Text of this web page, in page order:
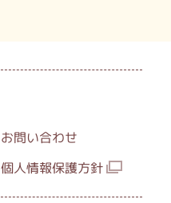
お問い合わせ
個人情報保護方針